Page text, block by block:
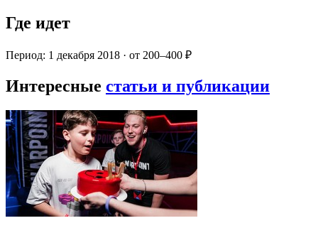
Где идет
Период: 1 декабря 2018 · от 200–400 ₽
Интересные статьи и публикации